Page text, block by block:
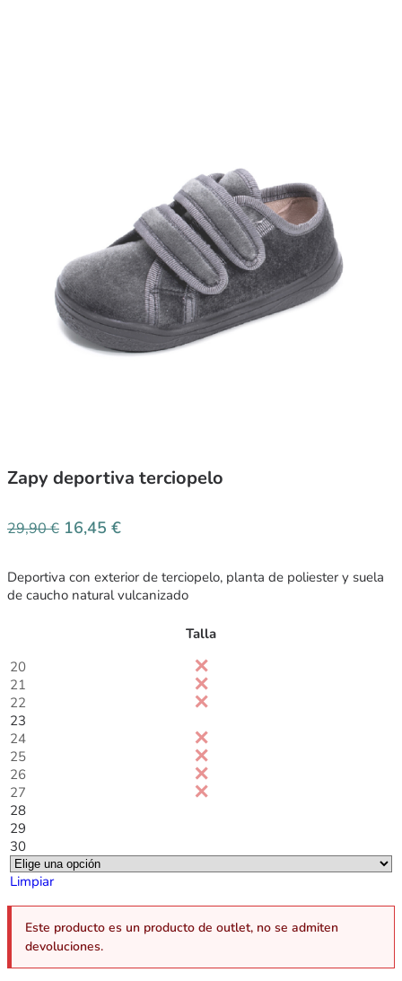
Zapy deportiva terciopelo
29,90€ 16,45 €
Deportiva con exterior de terciopelo, planta de poliester y suela
de caucho natural vulcanizado
Talla
20
21
22
23
24
25
26
27
28
29
30
Limpiar
Este producto es un producto de outlet, no se admiten
devoluciones.